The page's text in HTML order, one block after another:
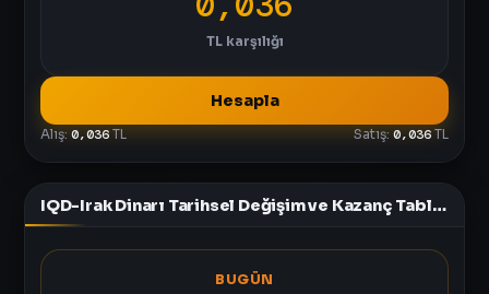
TLkarşılığı
Hesapla
Alış: 0,036 TL Satış: 0,036 TL
IQD-Irak Dinarı Tarihsel Değişim ve Kazanç Tablosu
BUGÜN